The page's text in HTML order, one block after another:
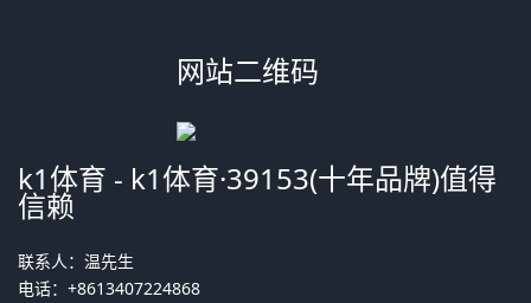
网站二维码
k1体育 - k1体育·39153(十年品牌)值得
信赖
联系人：温先生
电话：+8613407224868